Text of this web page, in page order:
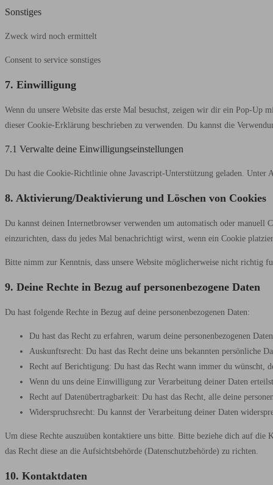
Sonstiges
Zweck wird noch ermittelt
Consent to service sonstiges
7. Einwilligung
Wenn du unsere Website das erste Mal besuchst, zeigen wir dir ein Pop-
dieser Cookie-Erklärung beschrieben zu verwenden. Du kannst die
7.1 Verwalte deine Einwilligungseinstellungen
Du hast die Cookie-Richtlinie ohne Javascript-Unterstützung geladen.
8. Aktivierung/Deaktivierung und Löschen von Cookies
Du kannst deinen Internetbrowser verwenden um automatisch oder
einzurichten, dass du jedes Mal benachrichtigt wirst, wenn ein Cookie
Bitte nimm zur Kenntnis, dass unsere Website möglicherweise nicht richtig
9. Deine Rechte in Bezug auf personenbezogene Daten
Du hast folgende Rechte in Bezug auf deine personenbezogenen Daten:
Du hast das Recht zu erfahren, warum deine personenbezogenen
Auskunftsrecht: Du hast das Recht deine uns bekannten persönliche
Recht auf Berichtigung: Du hast das Recht wann immer du wünscht,
Wenn du uns deine Einwilligung zur Verarbeitung deiner Daten
Recht auf Datenübertragbarkeit: Du hast das Recht, alle deine
Widerspruchsrecht: Du kannst der Verarbeitung deiner Daten
Um diese Rechte auszuüben kontaktiere uns bitte. Bitte beziehe dich auf
das Recht diese an die Aufsichtsbehörde (Datenschutzbehörde) zu richten.
10. Kontaktdaten